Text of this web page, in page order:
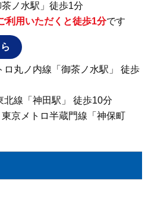
ノ水駅」徒歩1分
利用いただくと徒歩1分です
丸ノ内線「御茶ノ水駅」 徒歩
線「神田駅」 徒歩10分
京メトロ半蔵門線「神保町